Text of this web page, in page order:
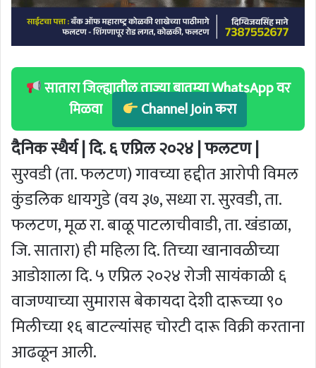
सातारा जिल्ह्यातील ताज्या बातम्या WhatsApp वर
मिळवा
Channel Join करा
दैनिक स्थैर्य | दि. ६ एप्रिल २०२४ | फलटण |
सुरवडी (ता. फलटण) गावच्या हद्दीत आरोपी विमल
कुंडलिक धायगुडे (वय ३७, सध्या रा. सुरवडी, ता.
फलटण, मूळ रा. बाळू पाटलाचीवाडी, ता. खंडाळा,
जि. सातारा) ही महिला दि. तिच्या खानावळीच्या
आडोशाला दि. ५ एप्रिल २०२४ रोजी सायंकाळी ६
वाजण्याच्या सुमारास बेकायदा देशी दारूच्या ९०
मिलीच्या १६ बाटल्यांसह चोरटी दारू विक्री करताना
आढळून आली.